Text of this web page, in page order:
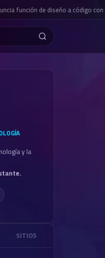
función de diseño a código con
y la
SITIOS